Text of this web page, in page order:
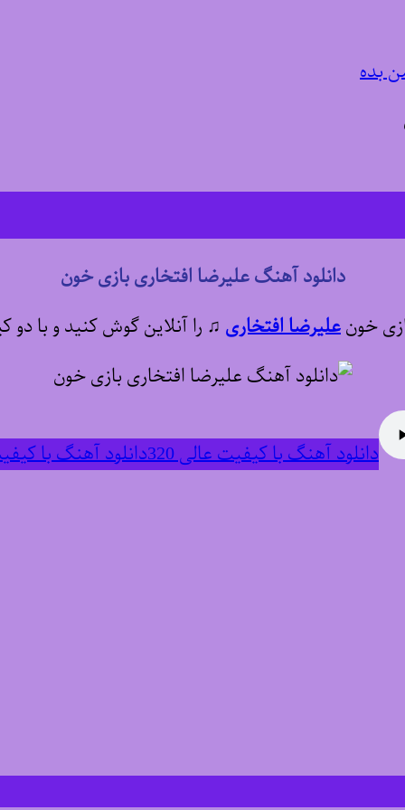
بده
دانلود آهنگ علیرضا افتخاری بازی خون
خونعلیرضا افتخاری ♫ را آنلاین گوش کنید و با
دانلود آهنگ با کیفیت عالی 320 دانلود آهنگ با